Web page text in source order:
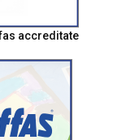
accreditate